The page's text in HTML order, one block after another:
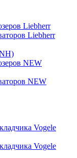
Liebherr
Liebherr
NEW
NEW
Vogele
Vogele